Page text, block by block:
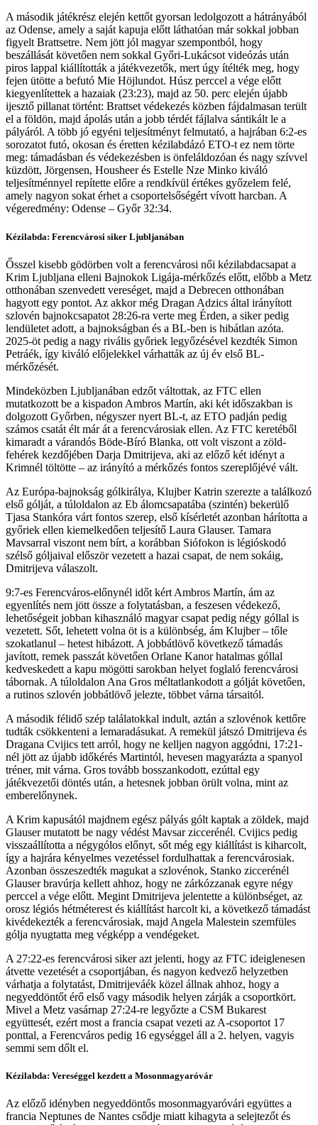
A második játékrész elején kettőt gyorsan ledolgozott a hátrányából
az Odense, amely a saját kapuja előtt láthatóan már sokkal jobban
figyelt Brattsetre. Nem jött jól magyar szempontból, hogy
beszállását követően nem sokkal Győri-Lukácsot videózás után
piros lappal kiállították a játékvezetők, mert úgy ítélték meg, hogy
fejen ütötte a befutó Mie Höjlundot. Húsz perccel a vége előtt
kiegyenlítettek a hazaiak (23:23), majd az 50. perc elején újabb
ijesztő pillanat történt: Brattset védekezés közben fájdalmasan terült
el a földön, majd ápolás után a jobb térdét fájlalva sántikált le a
pályáról. A több jó egyéni teljesítményt felmutató, a hajrában 6:2-es
sorozatot futó, okosan és éretten kézilabdázó ETO-t ez nem törte
meg: támadásban és védekezésben is önfeláldozóan és nagy szívvel
küzdött, Jörgensen, Housheer és Estelle Nze Minko kiváló
teljesítménnyel repítette előre a rendkívül értékes győzelem felé,
amely nagyon sokat érhet a csoportelsőségért vívott harcban. A
végeredmény: Odense – Győr 32:34.
Kézilabda: Ferencvárosi siker Ljubljanában
Ősszel kisebb gödörben volt a ferencvárosi női kézilabdacsapat a
Krim Ljubljana elleni Bajnokok Ligája-mérkőzés előtt, előbb a Metz
otthonában szenvedett vereséget, majd a Debrecen otthonában
hagyott egy pontot. Az akkor még Dragan Adzics által irányított
szlovén bajnokcsapatot 28:26-ra verte meg Érden, a siker pedig
lendületet adott, a bajnokságban és a BL-ben is hibátlan azóta.
2025-öt pedig a nagy rivális győriek legyőzésével kezdték Simon
Petráék, így kiváló előjelekkel várhatták az új év első BL-
mérkőzését.
Mindeközben Ljubljanában edzőt váltottak, az FTC ellen
mutatkozott be a kispadon Ambros Martín, aki két időszakban is
dolgozott Győrben, négyszer nyert BL-t, az ETO padján pedig
számos csatát élt már át a ferencvárosiak ellen. Az FTC keretéből
kimaradt a várandós Böde-Bíró Blanka, ott volt viszont a zöld-
fehérek kezdőjében Darja Dmitrijeva, aki az előző két idényt a
Krimnél töltötte – az irányító a mérkőzés fontos szereplőjévé vált.
Az Európa-bajnokság gólkirálya, Klujber Katrin szerezte a találkozó
első gólját, a túloldalon az Eb álomcsapatába (szintén) bekerülő
Tjasa Stankóra várt fontos szerep, első kísérletét azonban hárította a
győriek ellen kiemelkedően teljesítő Laura Glauser. Tamara
Mavsarral viszont nem bírt, a korábban Siófokon is légióskodó
szélső góljaival először vezetett a hazai csapat, de nem sokáig,
Dmitrijeva válaszolt.
9:7-es Ferencváros-előnynél időt kért Ambros Martín, ám az
egyenlítés nem jött össze a folytatásban, a feszesen védekező,
lehetőségeit jobban kihasználó magyar csapat pedig négy góllal is
vezetett. Sőt, lehetett volna öt is a különbség, ám Klujber – tőle
szokatlanul – hetest hibázott. A jobbátlövő következő támadás
javított, remek passzát követően Orlane Kanor hatalmas góllal
kedveskedett a kapu mögötti sarokban helyet foglaló ferencvárosi
tábornak. A túloldalon Ana Gros méltatlankodott a gólját követően,
a rutinos szlovén jobbátlövő jelezte, többet várna társaitól.
A második félidő szép találatokkal indult, aztán a szlovénok kettőre
tudták csökkenteni a lemaradásukat. A remekül játszó Dmitrijeva és
Dragana Cvijics tett arról, hogy ne kelljen nagyon aggódni, 17:21-
nél jött az újabb időkérés Martintól, hevesen magyarázta a spanyol
tréner, mit várna. Gros tovább bosszankodott, ezúttal egy
játékvezetői döntés után, a hetesnek jobban örült volna, mint az
emberelőnynek.
A Krim kapusától majdnem egész pályás gólt kaptak a zöldek, majd
Glauser mutatott be nagy védést Mavsar ziccerénél. Cvijics pedig
visszaállította a négygólos előnyt, sőt még egy kiállítást is kiharcolt,
így a hajrára kényelmes vezetéssel fordulhattak a ferencvárosiak.
Azonban összeszedték magukat a szlovénok, Stanko ziccerénél
Glauser bravúrja kellett ahhoz, hogy ne zárkózzanak egyre négy
perccel a vége előtt. Megint Dmitrijeva jelentette a különbséget, az
orosz légiós hétméterest és kiállítást harcolt ki, a következő támadást
kivédekezték a ferencvárosiak, majd Angela Malestein szemfüles
gólja nyugtatta meg végképp a vendégeket.
A 27:22-es ferencvárosi siker azt jelenti, hogy az FTC ideiglenesen
átvette vezetését a csoportjában, és nagyon kedvező helyzetben
várhatja a folytatást, Dmitrijeváék közel állnak ahhoz, hogy a
negyeddöntőt érő első vagy második helyen zárják a csoportkört.
Mivel a Metz vasárnap 27:24-re legyőzte a CSM Bukarest
együttesét, ezért most a francia csapat vezeti az A-csoportot 17
ponttal, a Ferencváros pedig 16 egységgel áll a 2. helyen, vagyis
semmi sem dőlt el.
Kézilabda: Vereséggel kezdett a Mosonmagyaróvár
Az előző idényben negyeddöntős mosonmagyaróvári együttes a
francia Neptunes de Nantes csődje miatt kihagyta a selejtezőt és